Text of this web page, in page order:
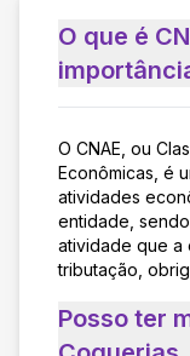
O que é
O CNAE, ou
Econômicas, é
atividades
entidade,
atividade que a
tributação,
Posso ter